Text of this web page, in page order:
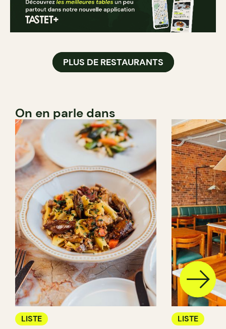
PLUS DE RESTAURANTS
On en parle dans
LISTE LISTE